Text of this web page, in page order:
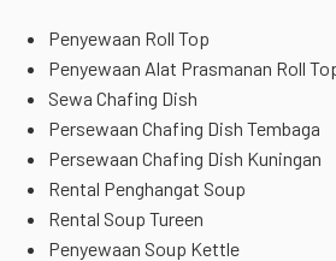
Penyewaan Roll Top
Penyewaan Alat Prasmanan Roll
Sewa Chafing Dish
Persewaan Chafing Dish Tembaga
Persewaan Chafing Dish Kuningan
Rental Penghangat Soup
Rental Soup Tureen
Penyewaan Soup Kettle